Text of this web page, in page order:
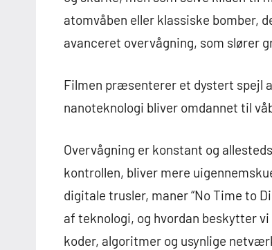
atomvåben eller klassiske bomber,
avanceret overvågning, som slører
Filmen præsenterer et dystert spejl
nanoteknologi bliver omdannet til
Overvågning er konstant og
kontrollen, bliver mere
digitale trusler, maner “No Time to
af teknologi, og hvordan beskytter
koder, algoritmer og usynlige